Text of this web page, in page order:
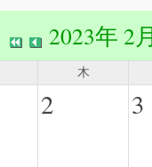
2023年 2
木
2 3